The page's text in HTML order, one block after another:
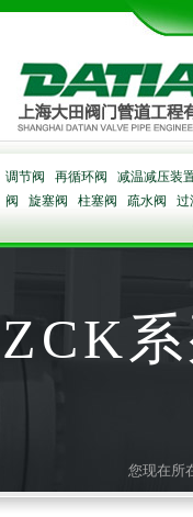
调节阀 再循环阀 减温减压装
阀
旋塞阀 柱塞阀 疏水阀 过
ZCK
您现在所